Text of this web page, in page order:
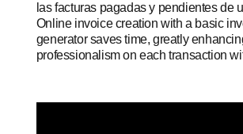
las facturas pagadas y pendientes de
Online invoice creation with a basic
generator saves time, greatly
professionalism on each transaction